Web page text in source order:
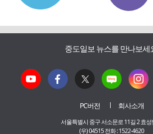
중도일보 뉴스를 만나보세
PC버전 회사소개
서울특별시 중구 서소문로 11길 2 효
(우) 04515 전화 : 1522-4620